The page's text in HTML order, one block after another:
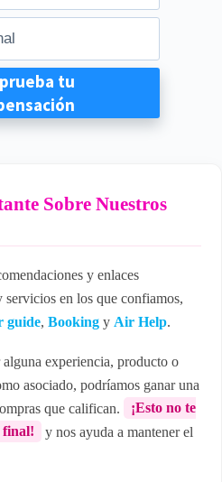
Sobre Nuestros
y enlaces
en los que confiamos,
guide,Booking y Air Help.
experiencia, producto o
asociado, podríamos ganar una
que califican.
¡Esto no te
final!
y nos ayuda a mantener el